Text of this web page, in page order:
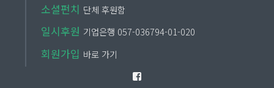
소셜펀치 단체 후원함
일시후원 기업은행 057-036794-01-020
회원가입 바로 가기
Facebook